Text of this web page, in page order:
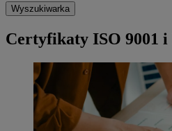
Wyszukiwarka
Certyfikaty ISO 9001 i